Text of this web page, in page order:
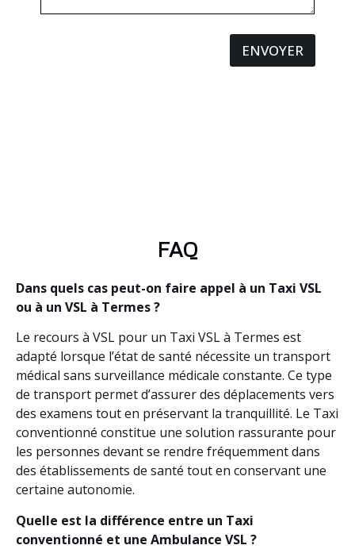
ENVOYER
FAQ
Dans quels cas peut-on faire appel à un Taxi VSL
ou à un VSL à Termes ?
Le recours à VSL pour un Taxi VSL à Termes est
adapté lorsque l’état de santé nécessite un transport
médical sans surveillance médicale constante. Ce type
de transport permet d’assurer des déplacements vers
des examens tout en préservant la tranquillité. Le Taxi
conventionné constitue une solution rassurante pour
les personnes devant se rendre fréquemment dans
des établissements de santé tout en conservant une
certaine autonomie.
Quelle est la différence entre un Taxi
conventionné et une Ambulance VSL ?